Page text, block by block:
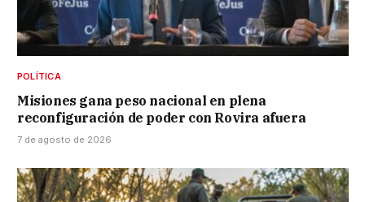
POLÍTICA
Misiones gana peso nacional en plena
reconfiguración de poder con Rovira afuera
7 de agosto de 2026